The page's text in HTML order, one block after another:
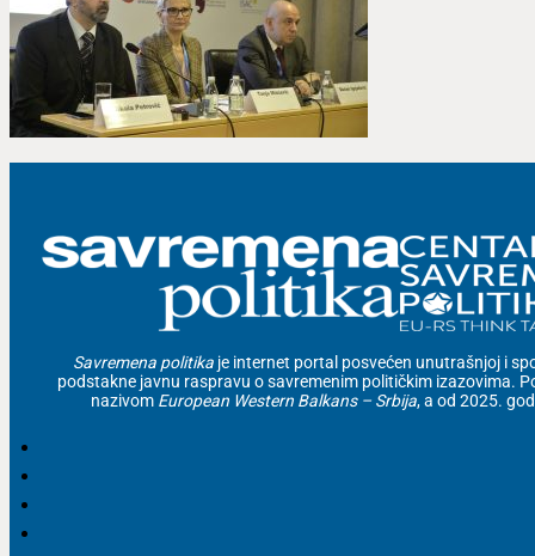
Savremena politika je internet portal posvećen unutrašnjoj i
podstakne javnu raspravu o savremenim političkim izazovima.
nazivom European Western Balkans – Srbija, a od 2025.